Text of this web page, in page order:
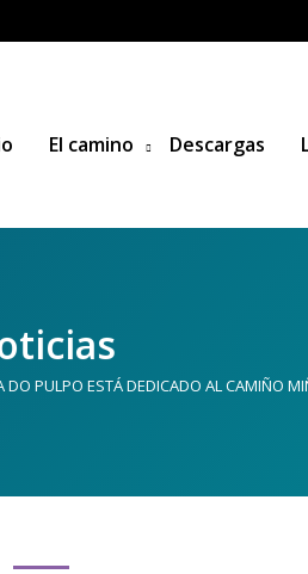
El camino Descargas
DO PULPO ESTÁ DEDICADO AL CAMIÑO